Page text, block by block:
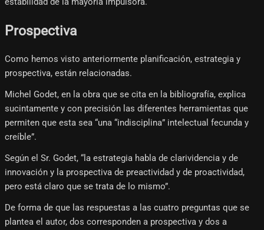
Prospectiva
Como hemos visto anteriormente planificación, estrategia y
prospectiva, están relacionadas.
Michel Godet, en la obra que se cita en la bibliografía, explica
sucintamente y con precisión las diferentes herramientas que
permiten que esta sea “una “indisciplina” intelectual fecunda y
creíble”.
Según el Sr. Godet, “la estrategia habla de clarividencia y de
innovación y la prospectiva de preactividad y de proactividad,
pero está claro que se trata de lo mismo”.
De forma de que las respuestas a las cuatro preguntas que se
plantea el autor, dos corresponden a prospectiva y dos a